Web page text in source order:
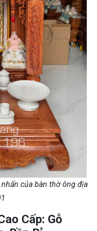
của bàn thờ ông địa
Cấp: Gỗ